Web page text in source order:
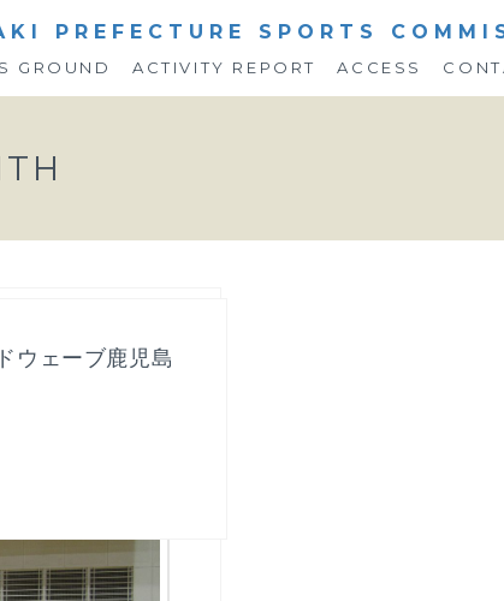
PREFECTURE SPORTS
GROUND ACTIVITY REPORT ACCESS
ナショナルチー
ウェーブ鹿児島